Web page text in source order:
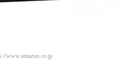
www.amazon.co.jp